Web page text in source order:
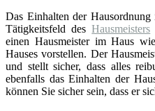
Das Einhalten der
Tätigkeitsfeld desHausmeisters
einen Hausmeister im Haus
Hauses vorstellen. Der
und stellt sicher, dass alles
ebenfalls das Einhalten der
können Sie sicher sein, dass er